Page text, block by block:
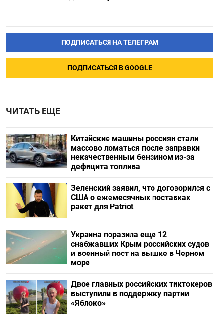
ПОДПИСАТЬСЯ НА ТЕЛЕГРАМ
ПОДПИСАТЬСЯ В GOOGLE
ЧИТАТЬ ЕЩЕ
Китайские машины россиян стали
массово ломаться после заправки
некачественным бензином из-за
дефицита топлива
Зеленский заявил, что договорился с
США о ежемесячных поставках
ракет для Patriot
Украина поразила еще 12
снабжавших Крым российских судов
и военный пост на вышке в Черном
море
Двое главных российских тиктокеров
выступили в поддержку партии
«Яблоко»